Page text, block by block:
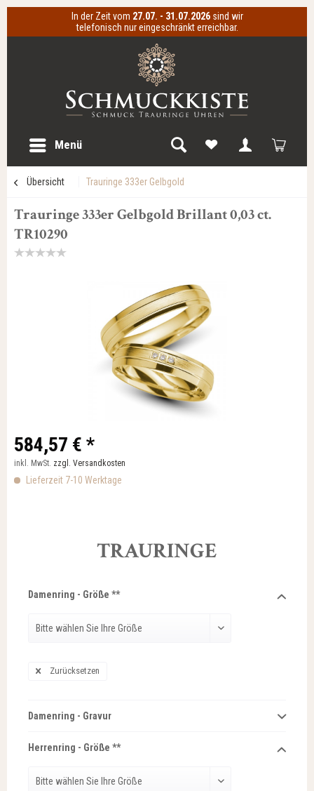
In der Zeit vom 27.07. - 31.07.2026 sind wir
telefonisch nur eingeschränkt erreichbar.
Menü
Übersicht Trauringe 333er Gelbgold
Trauringe 333er Gelbgold Brillant 0,03 ct.
TR10290
584,57 € *
inkl. MwSt. zzgl. Versandkosten
Lieferzeit 7-10 Werktage
TRAURINGE
Damenring - Größe **
Zurücksetzen
Damenring - Gravur
Herrenring - Größe **